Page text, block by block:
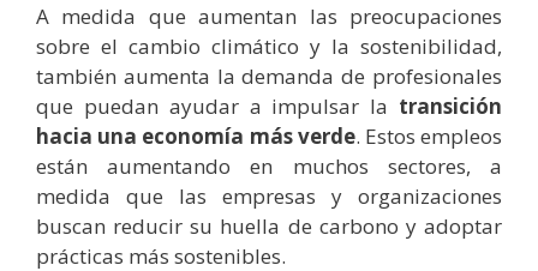
A medida que aumentan las preocupaciones
sobre el cambio climático y la sostenibilidad,
también aumenta la demanda de profesionales
que puedan ayudar a impulsar la transición
hacia una economía más verde. Estos empleos
están aumentando en muchos sectores, a
medida que las empresas y organizaciones
buscan reducir su huella de carbono y adoptar
prácticas más sostenibles.